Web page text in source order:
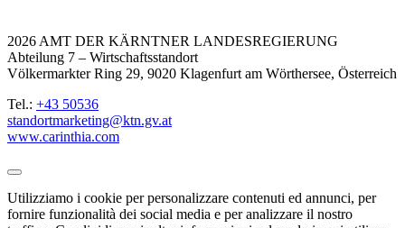
2026 AMT DER KÄRNTNER LANDESREGIERUNG
Abteilung 7 – Wirtschaftsstandort
Völkermarkter Ring 29, 9020 Klagenfurt am Wörthersee, Österreich
Tel.: +43 50536
standortmarketing@ktn.gv.at
www.carinthia.com
Utilizziamo i cookie per personalizzare contenuti ed annunci, per
fornire funzionalità dei social media e per analizzare il nostro